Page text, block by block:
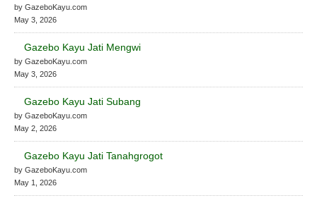
by GazeboKayu.com
May 3, 2026
Gazebo Kayu Jati Mengwi
by GazeboKayu.com
May 3, 2026
Gazebo Kayu Jati Subang
by GazeboKayu.com
May 2, 2026
Gazebo Kayu Jati Tanahgrogot
by GazeboKayu.com
May 1, 2026